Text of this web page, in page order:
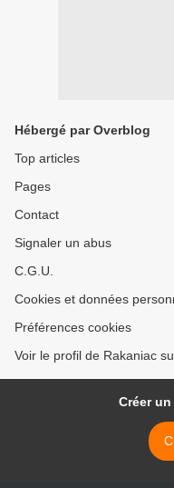
Hébergé par Overblog
Top articles
Pages
Contact
Signaler un abus
C.G.U.
Cookies et données
Préférences cookies
Voir le profil de Rakaniac
Créer